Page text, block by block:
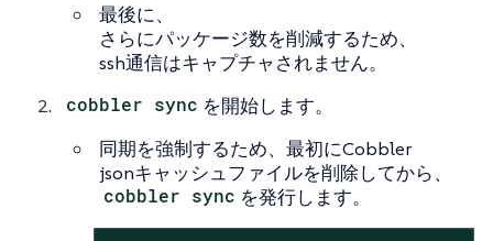
最後に、
さらにパッケージ数を削減するため、
ssh通信はキャプチャされません。
cobbler sync を開始します。
同期を強制するため、最初にCobbler
jsonキャッシュファイルを削除してから、
cobbler sync を発行します。